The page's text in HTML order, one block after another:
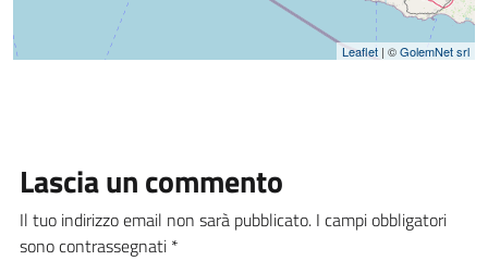
Leaflet | ©GolemNet srl
Lascia un commento
Il tuo indirizzo email non sarà pubblicato. I campi obbligatori
sono contrassegnati *